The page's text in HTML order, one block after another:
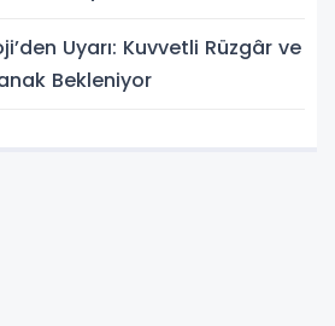
Uyarı: Kuvvetli Rüzgâr ve
Bekleniyor